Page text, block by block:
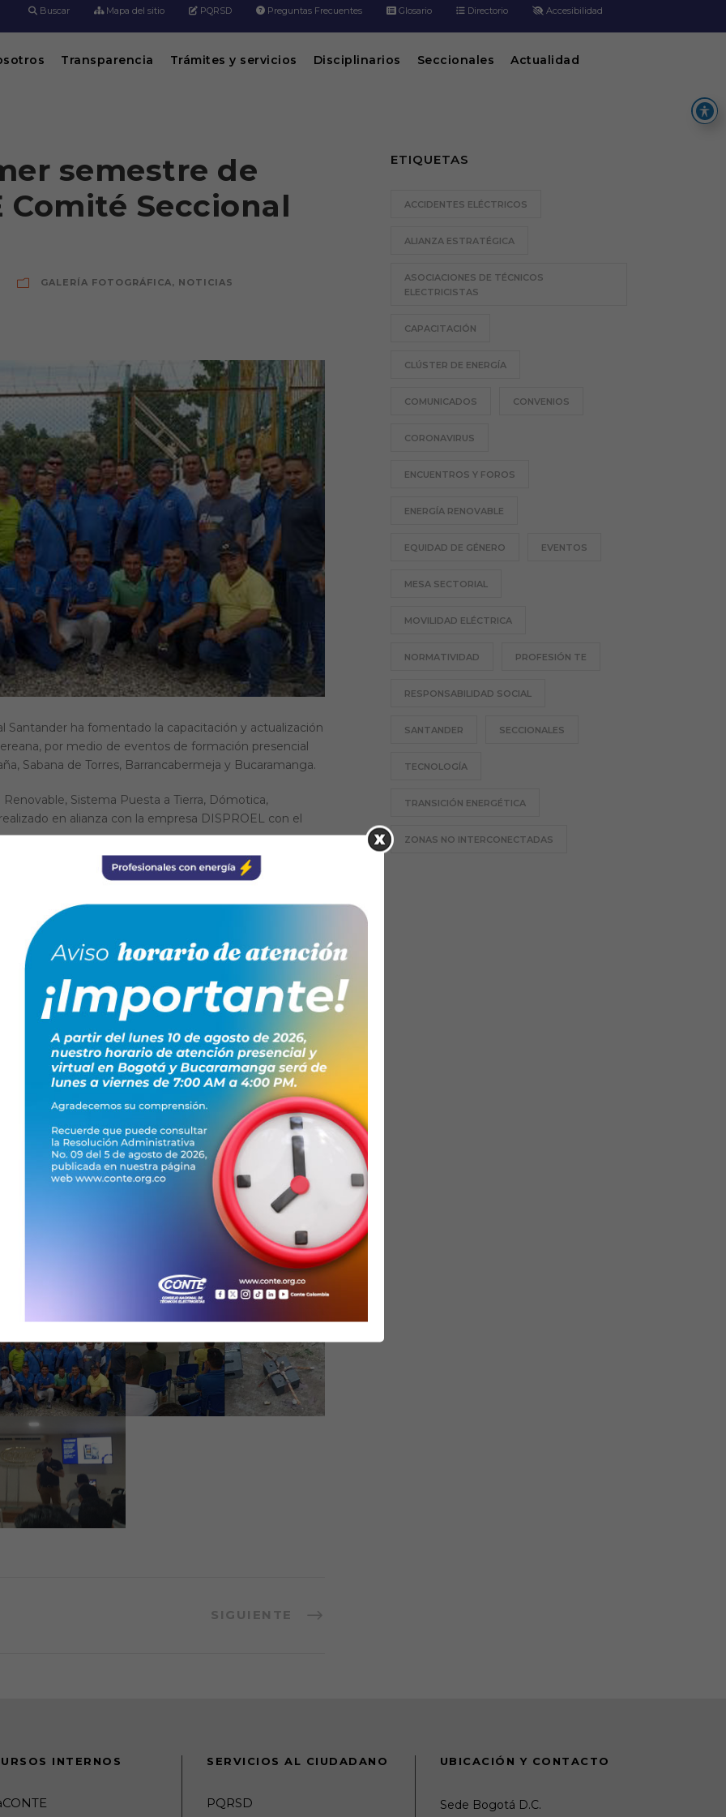
Buscar Mapa del sitio PQRSD Preguntas Frecuentes Glosario Directorio Accesibilidad
Transparencia Trámites y servicios Disciplinarios Seccionales Actualidad
semestre de
Comité Seccional
GALERÍA FOTOGRÁFICA, NOTICIAS
Santander ha fomentado la capacitación y actualización
por medio de eventos de formación presencial
Sabana de Torres, Barrancabermeja y Bucaramanga.
Sistema Puesta a Tierra, Dómotica,
en alianza con la empresa DISPROEL con el
estas capacitaciones se dessarollan con un
Presidente del CONTE Comité Seccional Santander,
eventos que promuevan la formación de los técnicos
EVENTOS
SIGUIENTE
ETIQUETAS
ACCIDENTES ELÉCTRICOS
ALIANZA ESTRATÉGICA
ASOCIACIONES DE TÉCNICOS
ELECTRICISTAS
CAPACITACIÓN
CLÚSTER DE ENERGÍA
COMUNICADOS CONVENIOS
CORONAVIRUS
ENCUENTROS Y FOROS
ENERGÍA RENOVABLE
EQUIDAD DE GÉNERO EVENTOS
MESA SECTORIAL
MOVILIDAD ELÉCTRICA
NORMATIVIDAD PROFESIÓN TE
RESPONSABILIDAD SOCIAL
SANTANDER SECCIONALES
TECNOLOGÍA
TRANSICIÓN ENERGÉTICA
ZONAS NO INTERCONECTADAS
INTERNOS SERVICIOS AL CIUDADANO
PQRSD
UBICACIÓN Y CONTACTO
Sede Bogotá D.C.